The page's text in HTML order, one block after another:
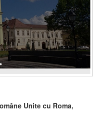
Unite cu Roma,